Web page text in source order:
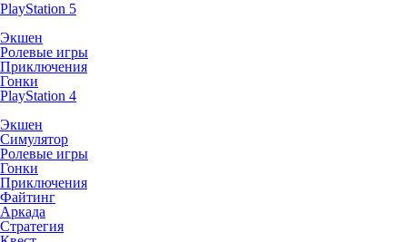
PlayStation 5
Экшен
Ролевые игры
Приключения
Гонки
PlayStation 4
Экшен
Симулятор
Ролевые игры
Гонки
Приключения
Файтинг
Аркада
Стратегия